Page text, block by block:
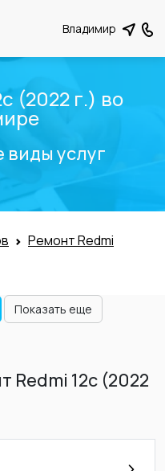
Владимир
(2022 г.) во
виды услуг
Ремонт Redmi
Показать еще
Redmi 12с (2022